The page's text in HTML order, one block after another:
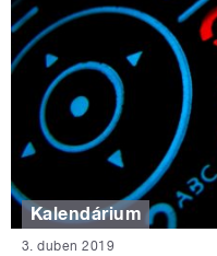
Kalendárium
3. duben 2019